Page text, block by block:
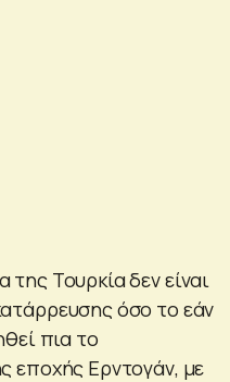
Τουρκία δεν είναι
όσο το εάν
πια το
εποχής Ερντογάν, με